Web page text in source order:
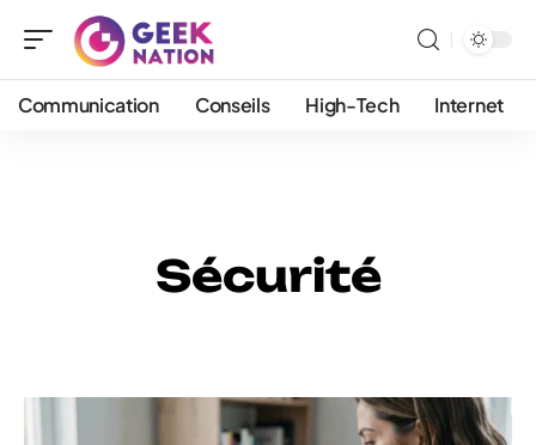
Communication Conseils High-Tech Internet
Sécurité